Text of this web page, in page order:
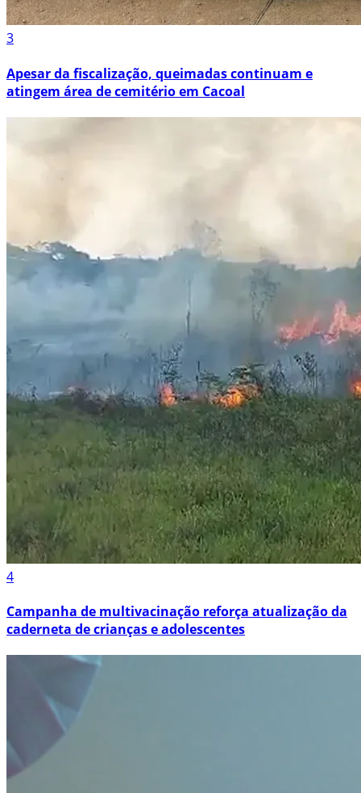
3
Apesar da fiscalização, queimadas continuam e
atingem área de cemitério em Cacoal
4
Campanha de multivacinação reforça atualização da
caderneta de crianças e adolescentes